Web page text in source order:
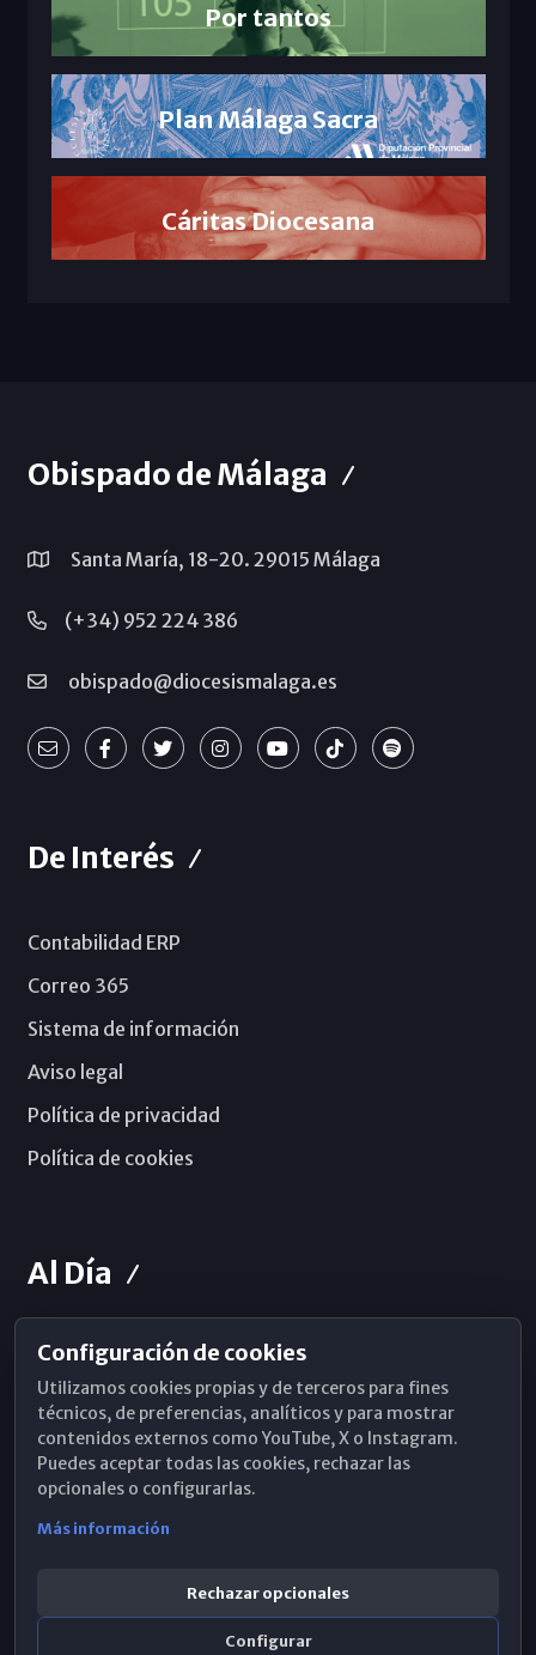
Por tantos
Plan Málaga Sacra
Cáritas Diocesana
Obispado de Málaga
Santa María, 18-20. 29015 Málaga
(+34) 952 224 386
obispado@diocesismalaga.es
De Interés
Contabilidad ERP
Correo 365
Sistema de información
Aviso legal
Política de privacidad
Política de cookies
Al Día
Horarios de Misa
Hemeroteca
WhatsApp
Configuración de cookies
Utilizamos cookies propias y de terceros para fines
técnicos, de preferencias, analíticos y para mostrar
contenidos externos como YouTube, X o Instagram.
Puedes aceptar todas las cookies, rechazar las
opcionales o configurarlas.
Más información
Rechazar opcionales
Configurar